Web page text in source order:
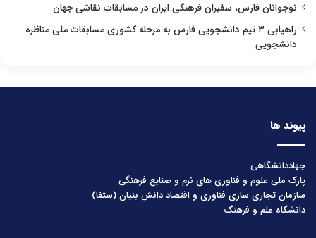
نوجوانان فارس، سفیران فرهنگی ایران در مسابقات نقاشی جهان
راهیابی ۳ تیم دانشجویی فارس به مرحله کشوری مسابقات ملی مناظره
دانشجویی
پیوند ها
جهاددانشگاهی
پارک ملی علوم و فناوری های نرم و صنایع فرهنگی
سازمان تجاری سازی فناوری و اقتصاد دانش بنیان (ستفا)
دانشگاه علم و فرهنگ